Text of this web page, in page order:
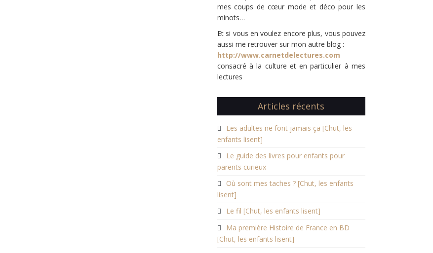
mes coups de cœur mode et déco pour les
minots…
Et si vous en voulez encore plus, vous pouvez
aussi me retrouver sur mon autre blog :
http://www.carnetdelectures.com
consacré à la culture et en particulier à mes
lectures
Articles récents
Les adultes ne font jamais ça [Chut, les
enfants lisent]
Le guide des livres pour enfants pour
parents curieux
Où sont mes taches ? [Chut, les enfants
lisent]
Le fil [Chut, les enfants lisent]
Ma première Histoire de France en BD
[Chut, les enfants lisent]